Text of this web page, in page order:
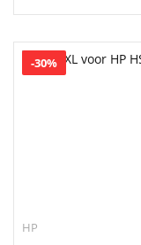
-30%
HP